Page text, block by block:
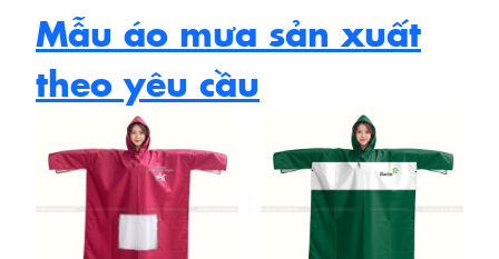
Mẫu áo mưa sản xuất
theo yêu cầu